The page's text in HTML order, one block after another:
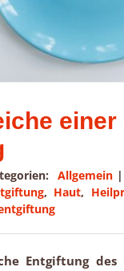
Allgemein |
, Haut,
Entgiftung